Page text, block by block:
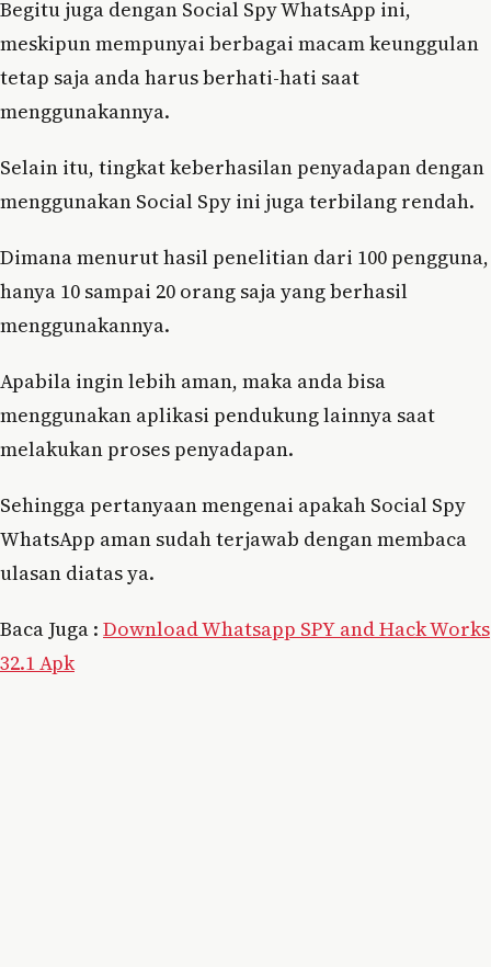
Begitu juga dengan Social Spy WhatsApp ini,
meskipun mempunyai berbagai macam keunggulan
tetap saja anda harus berhati-hati saat
menggunakannya.
Selain itu, tingkat keberhasilan penyadapan dengan
menggunakan Social Spy ini juga terbilang rendah.
Dimana menurut hasil penelitian dari 100 pengguna,
hanya 10 sampai 20 orang saja yang berhasil
menggunakannya.
Apabila ingin lebih aman, maka anda bisa
menggunakan aplikasi pendukung lainnya saat
melakukan proses penyadapan.
Sehingga pertanyaan mengenai apakah Social Spy
WhatsApp aman sudah terjawab dengan membaca
ulasan diatas ya.
Baca Juga : Download Whatsapp SPY and Hack Works
32.1 Apk